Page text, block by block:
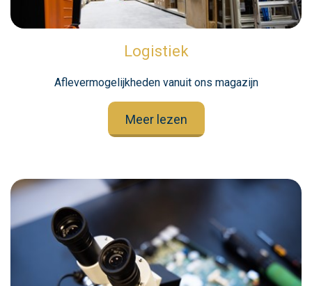
Logistiek
Aflevermogelijkheden vanuit ons magazijn
Meer lezen